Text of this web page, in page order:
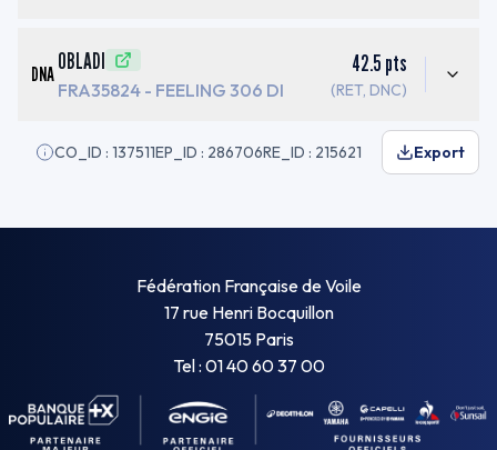
DNA OBLADI
FRA35824 - FEELING 306 DI
42.5 pts
(RET, DNC)
CO_ID : 137511EP_ID : 286706RE_ID : 215621 Export
Fédération Française de Voile
17 rue Henri Bocquillon
75015 Paris
Tel : 01 40 60 37 00